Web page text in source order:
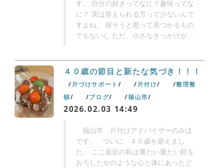
す。 自分の好きってなに？趣味ってな
に？ 実は答えられる方って少ないんで
すよね。 探そうと思って見つかるもの
でもないし ただ、小さなきっかけが...
４０歳の節目と新たな気づき！！！
片づけサポート 片付け
整理整
頓
ブログ 福山市
2026.02.03 14:49
福山市 片付けアドバイザーのみほ
です。 ついに、４０歳を迎えまし
た。 ここ最近の私は重たい重たい鎧を
おろしたかのような心と体にあったど